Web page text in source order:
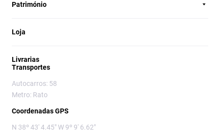
Património
Loja
Livrarias
Transportes
Autocarros: 58
Metro: Rato
Coordenadas GPS
N 38º 43' 4.45" W 9º 9' 6.62"